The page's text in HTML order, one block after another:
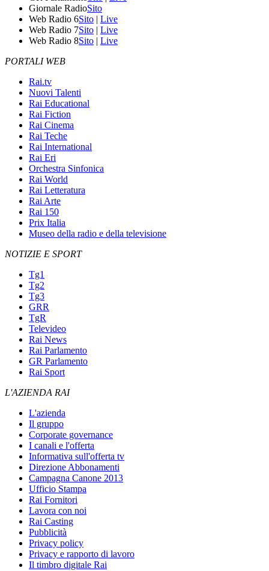
Giornale RadioSito
Web Radio 6Sito | Live
Web Radio 7Sito | Live
Web Radio 8Sito | Live
PORTALI WEB
Rai.tv
Nuovi Talenti
Rai Educational
Rai Fiction
Rai Cinema
Rai Teche
Rai International
Rai Eri
Orchestra Sinfonica
Rai World
Rai Letteratura
Rai Arte
Rai 150
Prix Italia
Museo della radio e della televisione
NOTIZIE E SPORT
Tg1
Tg2
Tg3
GRR
TgR
Televideo
Rai News
Rai Parlamento
GR Parlamento
Rai Sport
L'AZIENDA RAI
L'azienda
Il gruppo
Corporate governance
I canali e l'offerta
Informativa sull'offerta tv
Direzione Abbonamenti
Campagna Canone 2013
Ufficio Stampa
Rai Fornitori
Lavora con noi
Rai Casting
Pubblicità
Privacy policy
Privacy e rapporto di lavoro
Il timbro digitale Rai